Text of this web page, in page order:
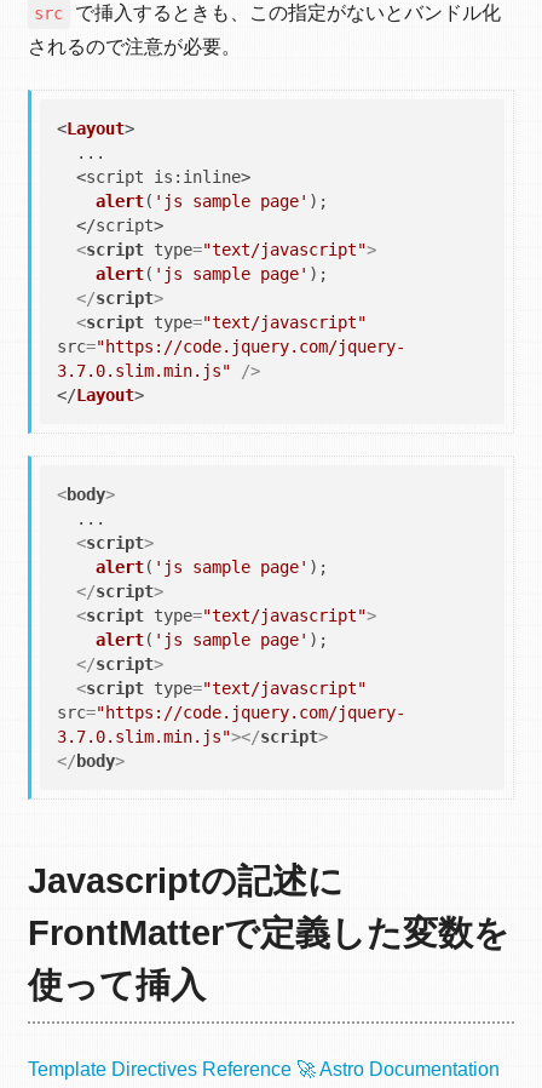
src
で挿入するときも、この指定がないとバンドル化
されるので注意が必要。
<Layout>
  <script
is :inline>
alert( 'js sample page' );
<script type="text/javascript">
alert( 'js sample page' );
</script>
<script type="text/javascript"
src="https://code.jquery.com/jquery-
3.7.0.slim.min.js" />
</Layout>
<body>
<script>
alert( 'js sample page' );
</script>
<script type="text/javascript">
alert( 'js sample page' );
</script>
<script type="text/javascript"
src="https://code.jquery.com/jquery-
3.7.0.slim.min.js"></script>
</ body>
Javascriptの記述に
FrontMatterで定義した変数を
使って挿入
Template Directives Reference 🚀 Astro Documentation